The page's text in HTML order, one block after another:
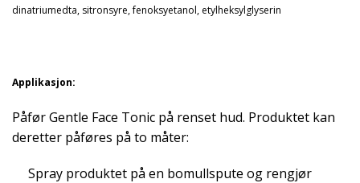
dinatriumedta, sitronsyre, fenoksyetanol, etylheksylglyserin
Applikasjon:
Påfør Gentle Face Tonic på renset hud. Produktet kan
deretter påføres på to måter:
Spray produktet på en bomullspute og rengjør